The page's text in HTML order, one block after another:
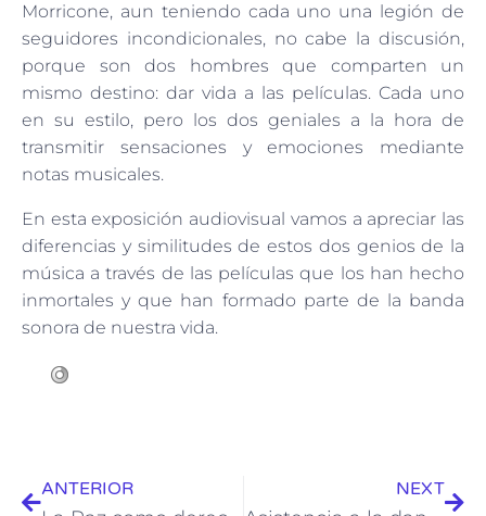
Morricone, aun teniendo cada uno una legión de
seguidores incondicionales, no cabe la discusión,
porque son dos hombres que comparten un
mismo destino: dar vida a las películas. Cada uno
en su estilo, pero los dos geniales a la hora de
transmitir sensaciones y emociones mediante
notas musicales.
En esta exposición audiovisual vamos a apreciar las
diferencias y similitudes de estos dos genios de la
música a través de las películas que los han hecho
inmortales y que han formado parte de la banda
sonora de nuestra vida.
ANTERIOR NEXT